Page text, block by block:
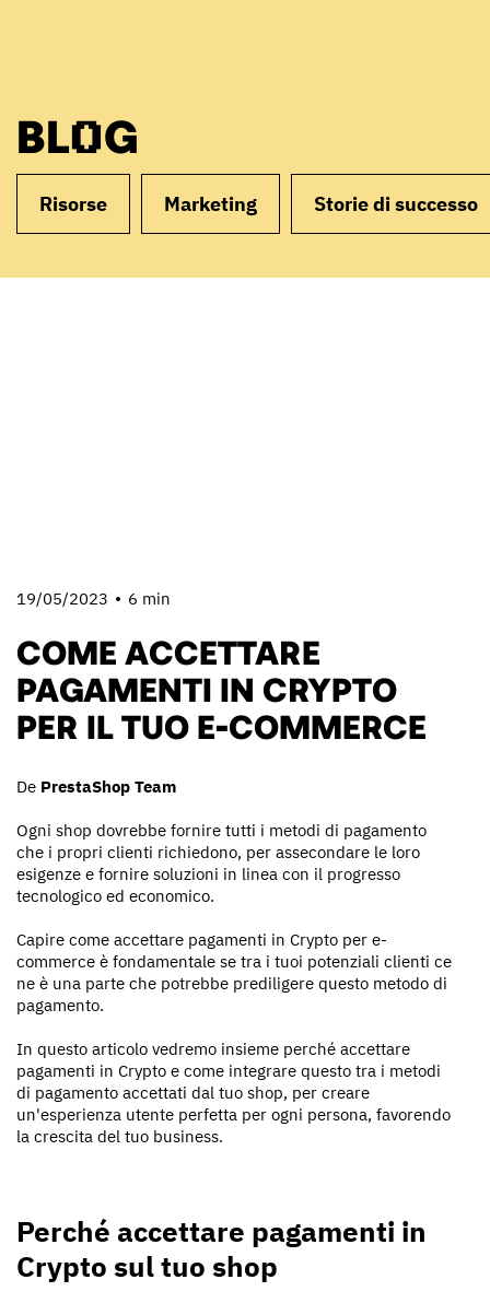
BLOG
Risorse Marketing Storie di successo
19/05/2023 6 min
COME ACCETTARE
PAGAMENTI IN CRYPTO
PER IL TUO E-COMMERCE
De PrestaShop Team
Ogni shop dovrebbe fornire tutti i metodi di pagamento
che i propri clienti richiedono, per assecondare le loro
esigenze e fornire soluzioni in linea con il progresso
tecnologico ed economico.
Capire come accettare pagamenti in Crypto per e-
commerce è fondamentale se tra i tuoi potenziali clienti ce
ne è una parte che potrebbe prediligere questo metodo di
pagamento.
In questo articolo vedremo insieme perché accettare
pagamenti in Crypto e come integrare questo tra i metodi
di pagamento accettati dal tuo shop, per creare
un'esperienza utente perfetta per ogni persona, favorendo
la crescita del tuo business.
Perché accettare pagamenti in
Crypto sul tuo shop